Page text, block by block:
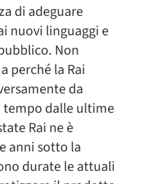
di adeguare
nuovi linguaggi e
Non
perché la Rai
da
tempo dalle ultime
Rai ne è
anni sotto la
durate le attuali